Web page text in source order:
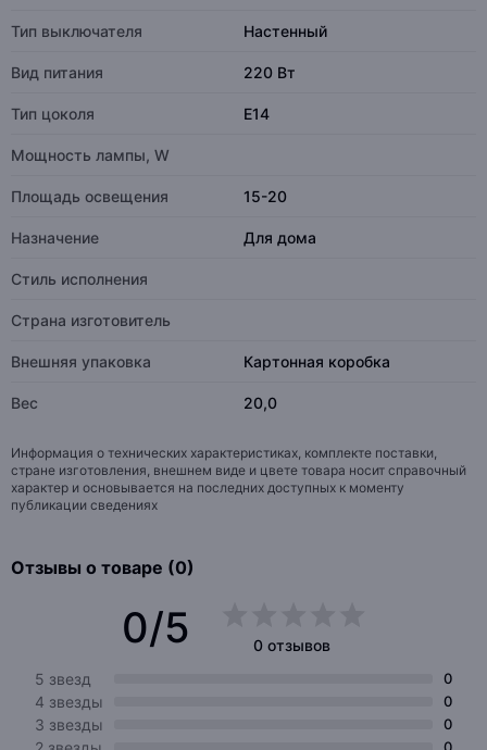
Тип выключателя Настенный
Вид питания 220 Вт
Тип цоколя E14
Мощность лампы, W
Площадь освещения 15-20
Назначение Для дома
Стиль исполнения
Страна изготовитель
Внешняя упаковка Картонная коробка
Вес 20,0
Информация о технических характеристиках, комплекте поставки,
стране изготовления, внешнем виде и цвете товара носит справочный
характер и основывается на последних доступных к моменту
публикации сведениях
Отзывы о товаре (0)
0/5
0 отзывов
5 звезд
0
4 звезды 0
3 звезды 0